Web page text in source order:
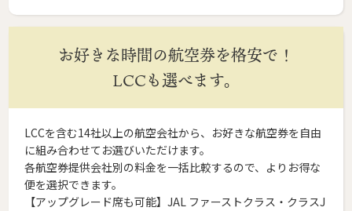
お好きな時間の航空券を格安で！
LCCも選べます。
LCCを含む14社以上の航空会社から、お好きな航空券を自由
に組み合わせてお選びいただけます。
各航空券提供会社別の料金を一括比較するので、よりお得な
便を選択できます。
【アップグレード席も可能】JAL ファーストクラス・クラスJ